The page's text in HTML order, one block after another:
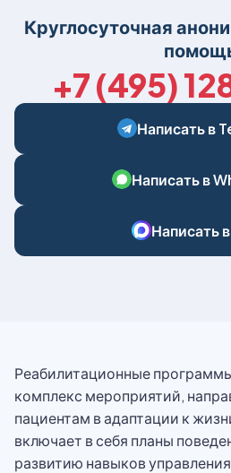
Круглосуточная
+7 (495)
Написать в
Написать в
Написать
Реабилитационные
комплекс мероприятий,
пациентам в адаптации к
включает в себя планы
развитию навыков